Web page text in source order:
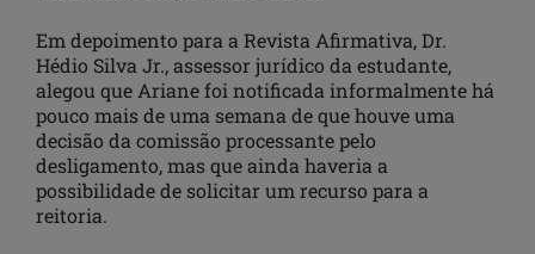
Em depoimento para a Revista Afirmativa, Dr.
Hédio Silva Jr., assessor jurídico da estudante,
alegou que Ariane foi notificada informalmente há
pouco mais de uma semana de que houve uma
decisão da comissão processante pelo
desligamento, mas que ainda haveria a
possibilidade de solicitar um recurso para a
reitoria.